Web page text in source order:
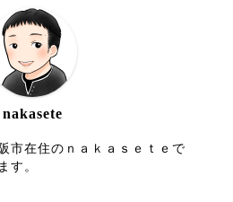
nakasete
市在住のｎａｋａｓｅｔｅで
す。